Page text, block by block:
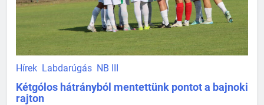
Hírek Labdarúgás NB III
Kétgólos hátrányból mentettünk pontot a bajnoki
rajton